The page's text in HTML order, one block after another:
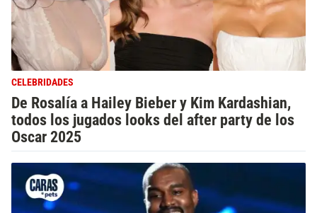
CELEBRIDADES
De Rosalía a Hailey Bieber y Kim Kardashian,
todos los jugados looks del after party de los
Oscar 2025